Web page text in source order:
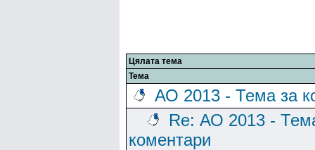
Цялата тема
Тема
АО 2013 - Тема за
Re: АО 2013 -
коментари